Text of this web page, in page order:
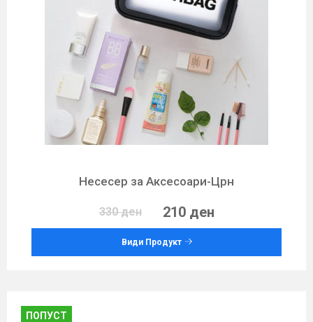
Несесер за Аксесоари-Црн
330 ден 210 ден
Види Продукт
ПОПУСТ